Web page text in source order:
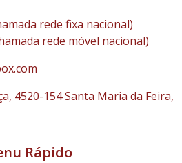
rede fixa nacional)
rede móvel nacional)
4520-154 Santa Maria da Feira,
Rápido